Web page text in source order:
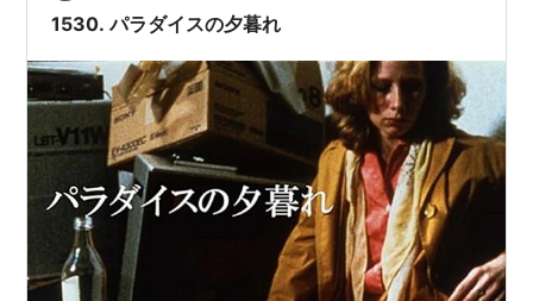
1530. パラダイスの夕暮れ